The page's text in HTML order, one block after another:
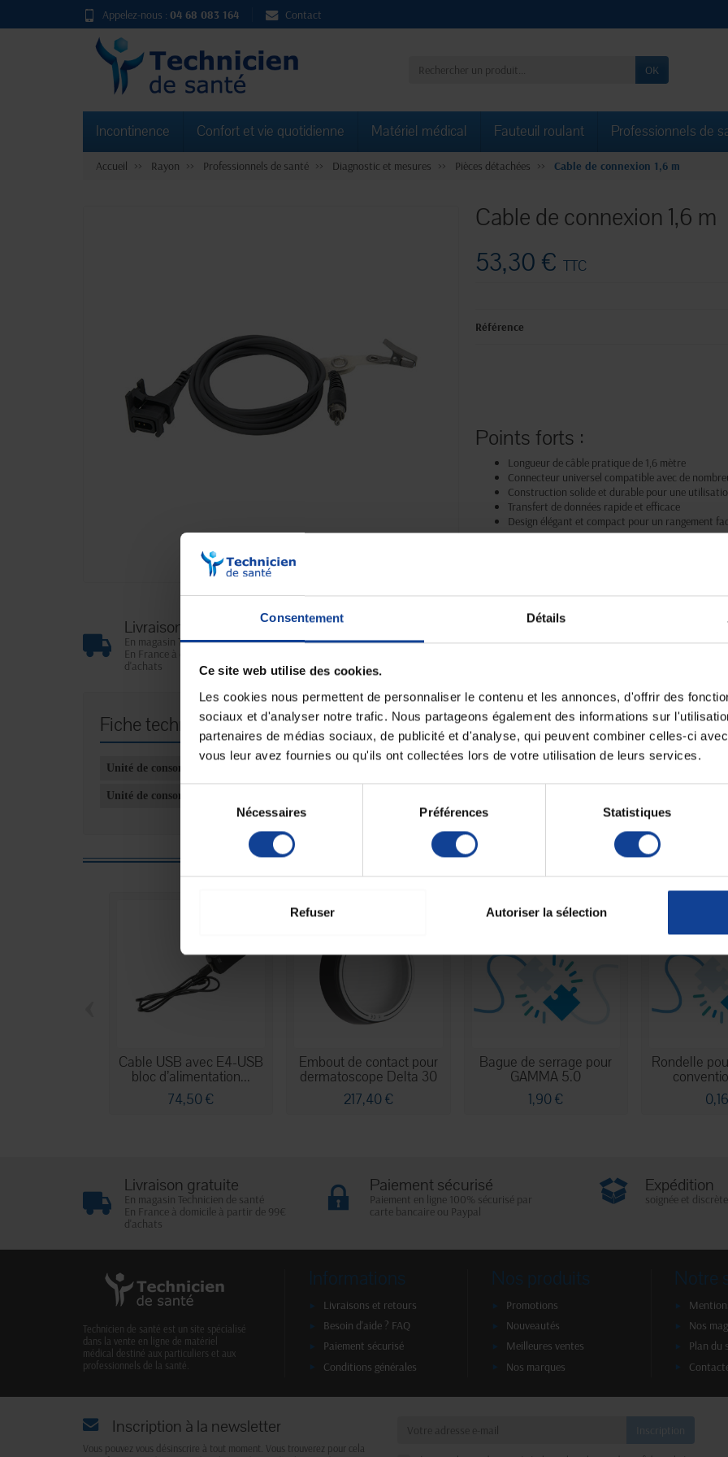
Consentement Détails
Ce site web utilise des cookies.
Les cookies nous permettent de personnaliser le contenu et les annonces, d'offrir des
sociaux et d'analyser notre trafic. Nous partageons également des informations sur
partenaires de médias sociaux, de publicité et d'analyse, qui peuvent combiner celles-ci
vous leur avez fournies ou qu'ils ont collectées lors de votre utilisation de leurs services.
Sélection
consentement
Nécessaires Préférences Statistiques
Refuser Autoriser la sélection
Appelez-nous : 04 68 083 164 Contact
OK
Incontinence Confort et vie quotidienne Matériel médical Fauteuil roulant Professionnels de
Accueil Rayon Professionnels de santé Diagnostic et mesures Pièces détachées Cable de connexion 1,6 m
Cable de connexion 1,6 m
53,30 €TTC
Référence
Points forts :
Longueur de câble pratique de 1,6 mètre
Connecteur universel compatible avec de
Construction solide et durable pour une
Transfert de données rapide et efficace
Design élégant et compact pour un rangement
Livraison gratuite
En magasin Technicien de santé
En France à domicile à partir de 99€
d'achats
Paiement en ligne 100% sécurisé par
soignée et discrète
Fiche technique
Unité de consommation nombre
Unité de consommation type (emballage)
10 autres produits dans la même
Cable USB avec E4-USB
bloc d’alimentation...
74,50 €
Embout de contact pour
dermatoscope Delta 30
217,40 €
Bague de serrage pour
GAMMA 5.0
1,90 €
Rondelle
Livraison gratuite
En magasin Technicien de santé
En France à domicile à partir de 99€
d'achats
Paiement sécurisé
Paiement en ligne 100% sécurisé par
carte bancaire ou Paypal
Expédition
soignée et discrète
Technicien de santé est un site spécialisé
dans la vente en ligne de matériel
médical destiné aux particuliers et aux
professionnels de la santé.
Informations
Livraisons et retours
Besoin d'aide ? FAQ
Paiement sécurisé
Conditions générales
Nos produits
Promotions
Nouveautés
Meilleures ventes
Nos marques
Notre
Nos
Plan du
Inscription à la newsletter
Vous pouvez vous désinscrire à tout moment. Vous trouverez pour cela